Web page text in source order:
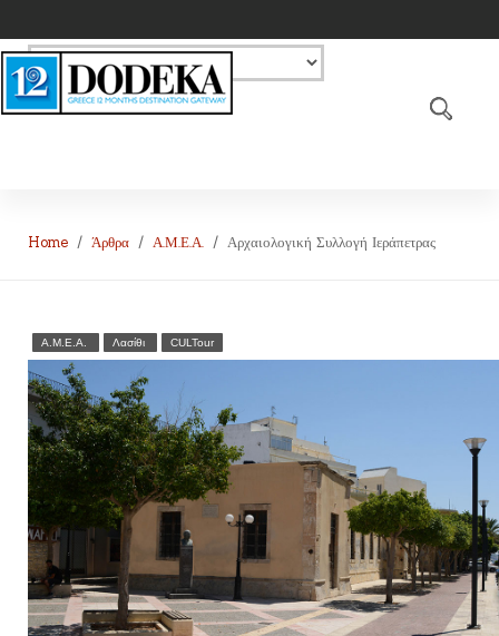
Home Άρθρα Α.Μ.Ε.Α. Αρχαιολογική Συλλογή Ιεράπετρας
Α.Μ.Ε.Α. Λασίθι CULTour